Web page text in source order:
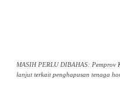
MASIH PERLU DIBAHAS: Pemprov
lanjut terkait penghapusan tenaga